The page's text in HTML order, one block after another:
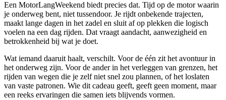
Een MotorLangWeekend biedt precies dat. Tijd op de motor waarin
je onderweg bent, niet tussendoor. Je rijdt onbekende trajecten,
maakt lange dagen in het zadel en sluit af op plekken die logisch
voelen na een dag rijden. Dat vraagt aandacht, aanwezigheid en
betrokkenheid bij wat je doet.
Wat iemand daaruit haalt, verschilt. Voor de één zit het avontuur in
het onderweg zijn. Voor de ander in het verleggen van grenzen, het
rijden van wegen die je zelf niet snel zou plannen, of het loslaten
van vaste patronen. Wie dit cadeau geeft, geeft geen moment, maar
een reeks ervaringen die samen iets blijvends vormen.